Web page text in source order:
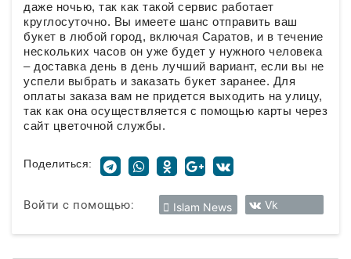
даже ночью, так как такой сервис работает
круглосуточно. Вы имеете шанс отправить ваш
букет в любой город, включая Саратов, и в течение
нескольких часов он уже будет у нужного человека
– доставка день в день лучший вариант, если вы не
успели выбрать и заказать букет заранее. Для
оплаты заказа вам не придется выходить на улицу,
так как она осуществляется с помощью карты через
сайт цветочной службы.
Поделиться:
Войти с помощью: Islam News Vk